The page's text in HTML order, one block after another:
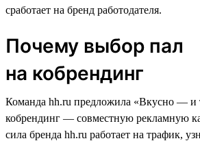
сработает на бренд работодателя.
Почему выбор пал
на кобрендинг
Команда hh.ru предложила «Вкусно — и
кобрендинг — совместную рекламную
сила бренда hh.ru работает на трафик,